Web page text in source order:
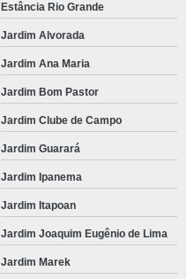
Estância Rio Grande
Jardim Alvorada
Jardim Ana Maria
Jardim Bom Pastor
Jardim Clube de Campo
Jardim Guarará
Jardim Ipanema
Jardim Itapoan
Jardim Joaquim Eugênio de Lima
Jardim Marek